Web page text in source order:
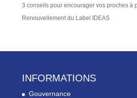
3 conseils pour encourager vos proches à
Renouvellement du Label IDEAS
INFORMATIONS
Gouvernance